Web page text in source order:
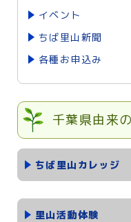
イベント
ちば里山新聞
各種お申込み
千葉県由来
ちば里山カレッジ
里山活動体験